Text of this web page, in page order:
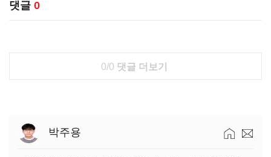
댓글 0
0/0 댓글 더보기
박주용